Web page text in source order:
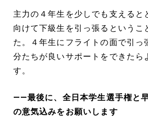
主力の４年生を少しでも支えると
向けて下級生を引っ張るというこ
た。４年生にフライトの面で引っ
分たちが良いサポートをできたら
す。
――最後に、全日本学生選手権と
の意気込みをお願いします